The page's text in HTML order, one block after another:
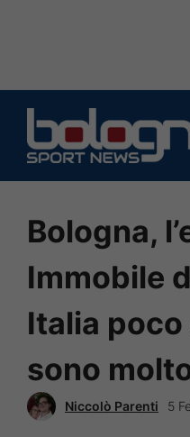
contenuto
Bologna,
Immobile
Italia
sono
Niccolò Parenti 5